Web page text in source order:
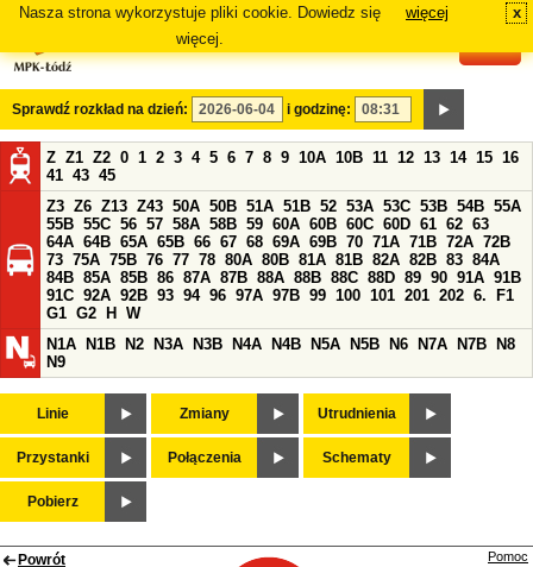
Nasza strona wykorzystuje pliki cookie. Dowiedz się
więcej.
więcej x
Sprawdź rozkład na dzień: i godzinę:
Z Z1 Z2 0 1 2 3 4 5 6 7 8 9 10A 10B 11 12 13 14 15 16
41 43 45
Z3 Z6 Z13 Z43 50A 50B 51A 51B 52 53A 53C 53B 54B 55A
55B 55C 56 57 58A 58B 59 60A 60B 60C 60D 61 62 63
64A 64B 65A 65B 66 67 68 69A 69B 70 71A 71B 72A 72B
73 75A 75B 76 77 78 80A 80B 81A 81B 82A 82B 83 84A
84B 85A 85B 86 87A 87B 88A 88B 88C 88D 89 90 91A 91B
91C 92A 92B 93 94 96 97A 97B 99 100 101 201 202 6.
F1
G1 G2 H
W
N1A
N1B N2 N3A N3B N4A N4B N5A N5B N6 N7A N7B
N8
N9
Linie Zmiany Utrudnienia
Przystanki Połączenia Schematy
Pobierz
Powrót Pomoc